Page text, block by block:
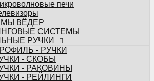
для мебели
ДЛЯ КУХОНЬ
ДЛЯ ШКАФОВ
плинтуса
LB-15
LB-23
LB-38
опоры
печи
ВЁДЕР
СИСТЕМЫ
РУЧКИ
- РУЧКИ
- СКОБЫ
- РАКОВИНЫ
- РЕЙЛИНГИ